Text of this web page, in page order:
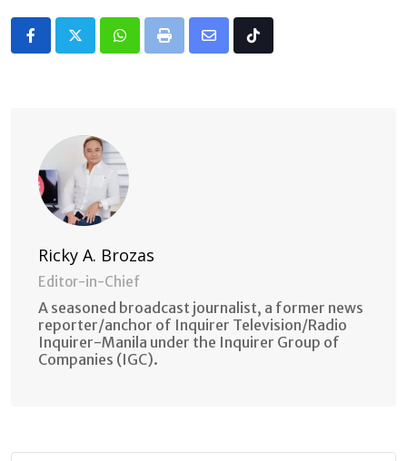
Whatsapp
Print
Share Tiktok
Ricky A. Brozas
Editor-in-Chief
A seasoned broadcast journalist, a former news
reporter/anchor of Inquirer Television/Radio
Inquirer-Manila under the Inquirer Group of
Companies (IGC).